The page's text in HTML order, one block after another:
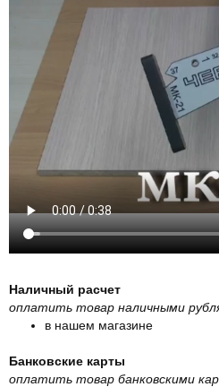
Наличный расчет
оплатить товар наличными
в нашем магазине
Банковские карты
оплатить товар банковскими